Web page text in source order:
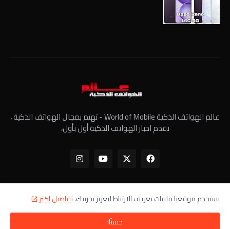
عالم الهواتف الذكية World of Mobile - ﺗﻬﺘﻢ ﺑﻤﺠﺎﻝ الهواتف الذكية ،
تقدم اخبار الهواتف الذكية أول بأول،
جميع الحقوق محفوظة - عالم الهواتف الذكية ©
الرئيسية معلومات عنا سياسة الخصوصية اتصل بنا
يستخدم موقعنا ملفات تعريف الارتباط لتعزيز تجربتك.تفاصيل اكثر
حسنًا!